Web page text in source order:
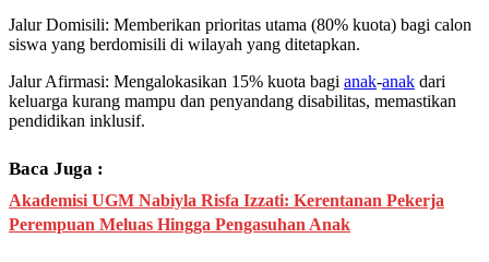
Jalur Domisili: Memberikan prioritas utama (80% kuota) bagi calon
siswa yang berdomisili di wilayah yang ditetapkan.
Jalur Afirmasi: Mengalokasikan 15% kuota bagi anak-anak dari
keluarga kurang mampu dan penyandang disabilitas, memastikan
pendidikan inklusif.
Baca Juga :
Akademisi UGM Nabiyla Risfa Izzati: Kerentanan Pekerja
Perempuan Meluas Hingga Pengasuhan Anak